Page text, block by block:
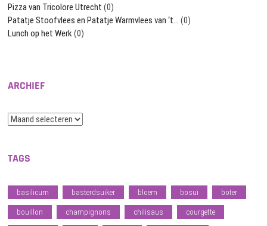
Pizza van Tricolore Utrecht (0)
Patatje Stoofvlees en Patatje Warmvlees van ‘t…
(0)
Lunch op het Werk (0)
ARCHIEF
Archief
TAGS
basilicum basterdsuiker bloem bosui boter
bouillon champignons chilisaus courgette